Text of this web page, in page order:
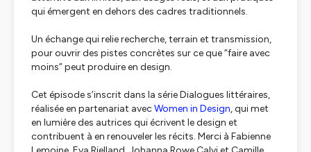
qui émergent en dehors des cadres traditionnels.
Un échange qui relie recherche, terrain et transmission,
pour ouvrir des pistes concrètes sur ce que “faire avec
moins” peut produire en design.
Cet épisode s’inscrit dans la sérieDialogues littéraires,
réalisée en partenariat avecWomen in Design, qui met
en lumière des autrices qui écrivent le design et
contribuent à en renouveler les récits. Merci à Fabienne